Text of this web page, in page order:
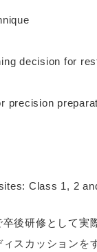
decision for
precision
Class 1, 2
後研修として実
スカッション